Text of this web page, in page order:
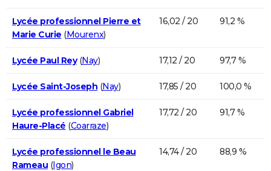
Lycée professionnel Pierre et
Marie Curie (Mourenx)
16,02 / 20 91,2 %
Lycée Paul Rey(Nay) 17,12 / 20 97,7 %
Lycée Saint-Joseph (Nay) 17,85 / 20 100,0 %
Lycée professionnel Gabriel
Haure-Placé (Coarraze)
17,72 / 20 91,7 %
Lycée professionnel le Beau
Rameau (Igon)
14,74 / 20 88,9 %